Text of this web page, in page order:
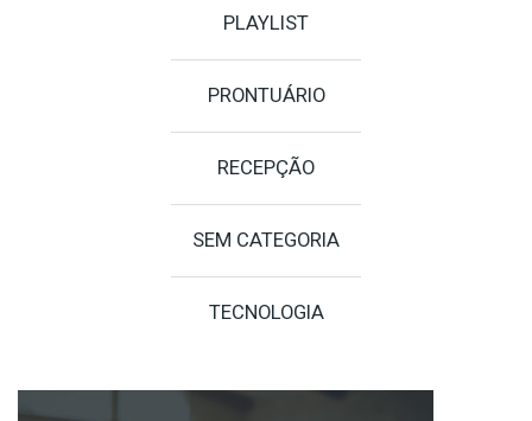
PLAYLIST
PRONTUÁRIO
RECEPÇÃO
SEM CATEGORIA
TECNOLOGIA